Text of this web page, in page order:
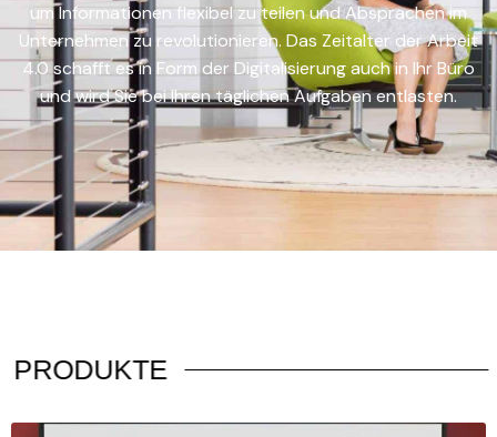
um Informationen flexibel zu teilen und Absprachen im
Unternehmen zu revolutionieren. Das Zeitalter der Arbeit
4.0 schafft es in Form der Digitalisierung auch in Ihr Büro
und wird Sie bei Ihren täglichen Aufgaben entlasten.
PRODUKTE